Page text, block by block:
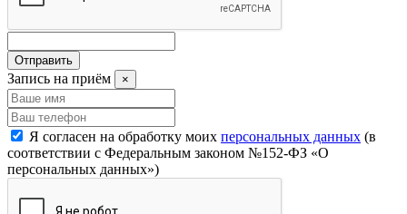
Отправить
Запись на приём ×
Я согласен на обработку моих персональных данных (в
соответствии с Федеральным законом №152-ФЗ «О
персональных данных»)